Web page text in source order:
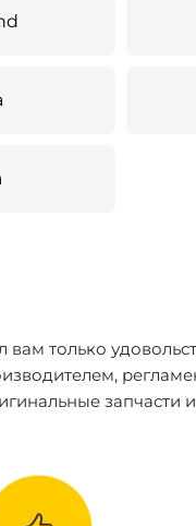
только
запчасти